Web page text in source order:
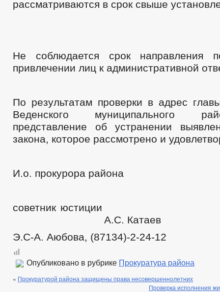
ПУБЛИЧНЫЕ СЛУШАНИЯ
ФЕДЕРАЛЬНЫЕ
ПРИЕМ ГРАЖДАН
ОБРАЩЕНИЕ К ГЛАВЕ
ИНТЕРНЕТ
ОБЗОРЫ ОБРАЩЕНИЙ ГРАЖДАН
рассматриваются в срок свыше
Не соблюдается срок направления
привлечении лиц к административной
По результатам проверки в адрес
Веденского муниципального
представление об устранении
закона, которое рассмотрено и
И.о. прокурора района
советник
А.С. Катаев
Э.С-А. Аюбова, (87134)-2-24-12
Опубликовано в рубрике Прокуратура района
« Прокуратурой района защищены права несовершеннолетних
Проверка исполнения